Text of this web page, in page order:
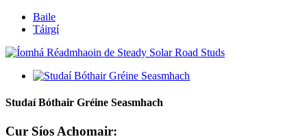
Baile
Táirgí
Studaí Bóthair Gréine Seasmhach
Cur Síos Achomair: